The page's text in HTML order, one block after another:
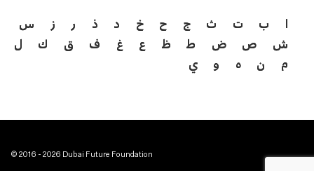
ا ب ت ث ج ح خ د ذ ر ز
س
ش
ص ض ط ظ ع غ ف ق ك
ل
م
ن ه و ي
© 2016 - 2026 Dubai Future Foundation